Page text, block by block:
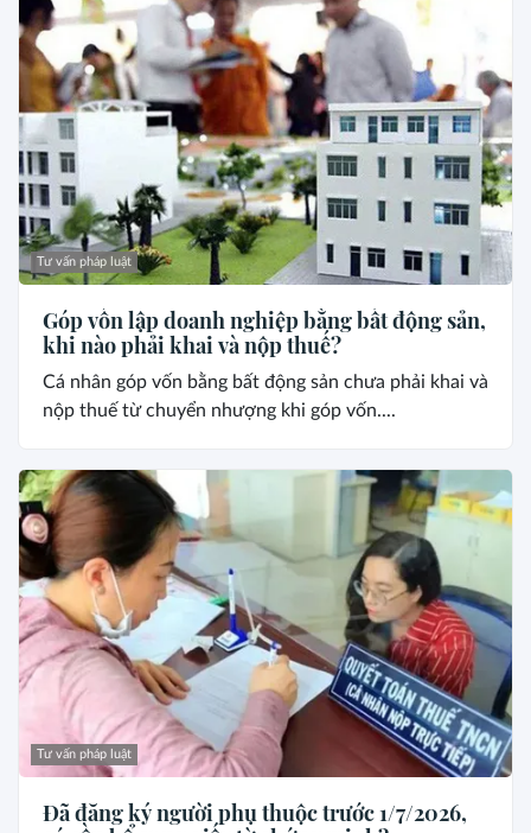
Tư vấn pháp luật
Góp vốn lập doanh nghiệp bằng bất động sản,
khi nào phải khai và nộp thuế?
Cá nhân góp vốn bằng bất động sản chưa phải khai và
nộp thuế từ chuyển nhượng khi góp vốn....
Tư vấn pháp luật
Đã đăng ký người phụ thuộc trước 1/7/2026,